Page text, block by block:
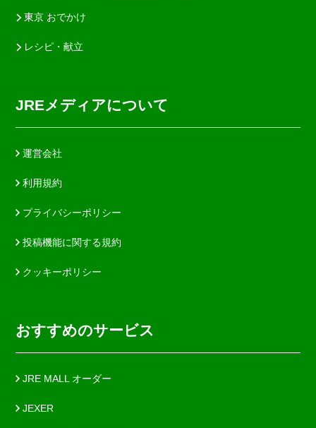
東京 おでかけ
レシピ・献立
JREメディアについて
運営会社
利用規約
プライバシーポリシー
投稿機能に関する規約
クッキーポリシー
おすすめのサービス
JRE MALL オーダー
JEXER